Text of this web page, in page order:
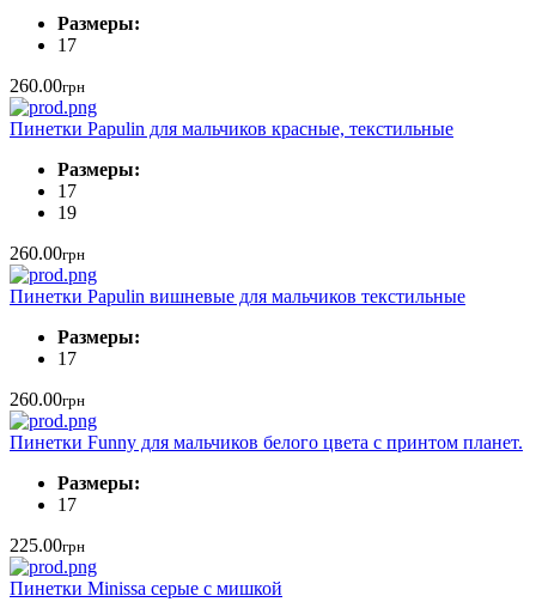
Размеры:
17
260.00грн
Пинетки Papulin для мальчиков красные, текстильные
Размеры:
17
19
260.00грн
Пинетки Papulin вишневые для мальчиков текстильные
Размеры:
17
260.00грн
Пинетки Funny для мальчиков белого цвета с принтом планет.
Размеры:
17
225.00грн
Пинетки Minissa серые с мишкой